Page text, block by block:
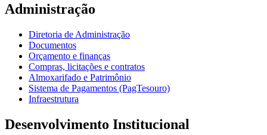
Administração
Diretoria de Administração
Documentos
Orçamento e finanças
Compras, licitações e contratos
Almoxarifado e Patrimônio
Sistema de Pagamentos (PagTesouro)
Infraestrutura
Desenvolvimento Institucional